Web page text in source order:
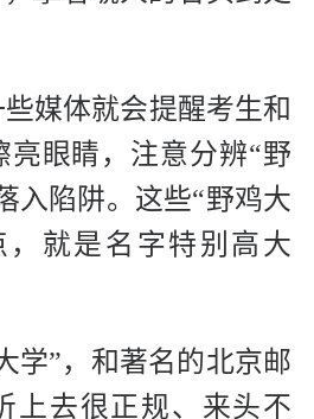
媒体就会提醒考生和
亮眼睛，注意分辨“野
入陷阱。这些“野鸡大
，就是名字特别高大
学”，和著名的北京邮
上去很正规、来头不